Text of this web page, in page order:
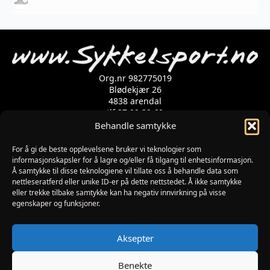
Behandle samtykke
For å gi de beste opplevelsene bruker vi teknologier som
informasjonskapsler for å lagre og/eller få tilgang til enhetsinformasjon.
Å samtykke til disse teknologiene vil tillate oss å behandle data som
nettleseratferd eller unike ID-er på dette nettstedet. Å ikke samtykke
eller trekke tilbake samtykke kan ha negativ innvirkning på visse
egenskaper og funksjoner.
Aksepter
Benekte
kan
på
produktsiden
Org.nr 982775019
Blødekjær 26
4838 arendal
tlf 37 02 39 60
Kontaktskjema
Åpningstider
MANDAG-FREDAG: 09:00-17:00
LØRDAG: 10:00-15:00
SØNDAG: STENGT
PÅSKEAFTEN OG PINSEAFTEN : 10:00-13:00
Informasjon
MIN SIDE
KJØPSBETINGELSER